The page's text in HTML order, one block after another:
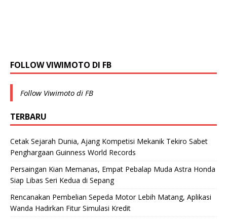
FOLLOW VIWIMOTO DI FB
Follow Viwimoto di FB
TERBARU
Cetak Sejarah Dunia, Ajang Kompetisi Mekanik Tekiro Sabet
Penghargaan Guinness World Records
Persaingan Kian Memanas, Empat Pebalap Muda Astra Honda
Siap Libas Seri Kedua di Sepang
Rencanakan Pembelian Sepeda Motor Lebih Matang, Aplikasi
Wanda Hadirkan Fitur Simulasi Kredit